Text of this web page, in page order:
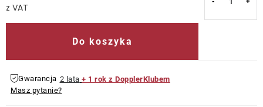
Do koszyka
Gwarancja 2 lata + 1 rok z DopplerKlubem
Masz pytanie?